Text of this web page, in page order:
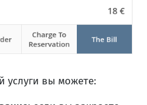
услуги вы можете: